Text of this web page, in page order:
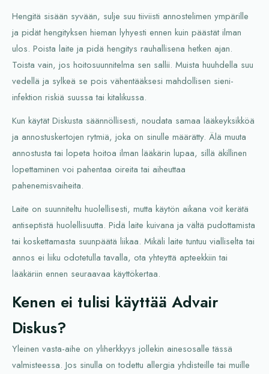
Hengitä sisään syvään, sulje suu tiiviisti annostelimen ympärille
ja pidät hengityksen hieman lyhyesti ennen kuin päästät ilman
ulos. Poista laite ja pidä hengitys rauhallisena hetken ajan.
Toista vain, jos hoitosuunnitelma sen sallii. Muista huuhdella suu
vedellä ja sylkeä se pois vähentääksesi mahdollisen sieni-
infektion riskiä suussa tai kitalikussa.
Kun käytät Diskusta säännöllisesti, noudata samaa lääkeyksikköä
ja annostuskertojen rytmiä, joka on sinulle määrätty. Älä muuta
annostusta tai lopeta hoitoa ilman lääkärin lupaa, sillä äkillinen
lopettaminen voi pahentaa oireita tai aiheuttaa
pahenemisvaiheita.
Laite on suunniteltu huolellisesti, mutta käytön aikana voit kerätä
antiseptistä huolellisuutta. Pidä laite kuivana ja vältä pudottamista
tai koskettamasta suunpäätä liikaa. Mikäli laite tuntuu vialliselta tai
annos ei liiku odotetulla tavalla, ota yhteyttä apteekkiin tai
lääkäriin ennen seuraavaa käyttökertaa.
Kenen ei tulisi käyttää Advair
Diskus?
Yleinen vasta-aihe on yliherkkyys jollekin ainesosalle tässä
valmisteessa. Jos sinulla on todettu allergia yhdisteille tai muille